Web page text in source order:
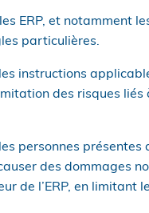
ERP, et notamment
particulières.
instructions
des risques liés
personnes présentes
des dommages
de l’ERP, en limitant